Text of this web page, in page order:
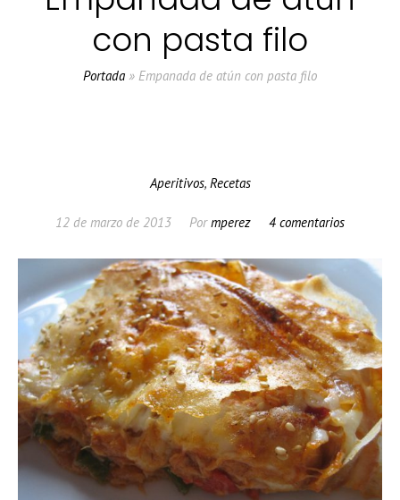
con pasta filo
Portada » Empanada de atún con pasta filo
Aperitivos, Recetas
12 de marzo de 2013 Pormperez 4 comentarios